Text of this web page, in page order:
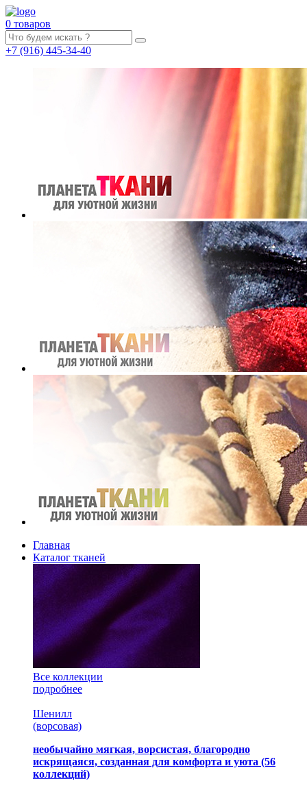
0 товаров
+7 (916) 445-34-40
Главная
Каталог тканей
Все коллекции
подробнее
Шенилл
(ворсовая)
необычайно мягкая, ворсистая, благородно
искрящаяся, созданная для комфорта и уюта (56
коллекций)